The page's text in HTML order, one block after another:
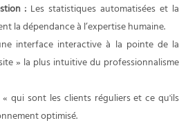
: Les statistiques automatisées et la
la dépendance à l’expertise humaine.
interface interactive à la pointe de la
» la plus intuitive du professionnalisme
qui sont les clients réguliers et ce qu'ils
optimisé.